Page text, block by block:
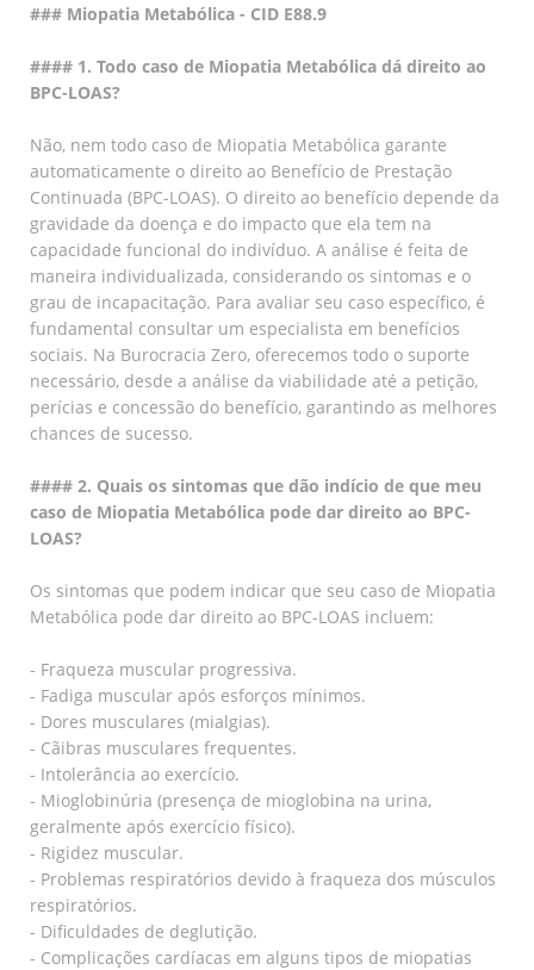
### Miopatia Metabólica - CID E88.9
#### 1. Todo caso de Miopatia Metabólica dá direito ao
BPC-LOAS?
Não, nem todo caso de Miopatia Metabólica garante
automaticamente o direito ao Benefício de Prestação
Continuada (BPC-LOAS). O direito ao benefício depende da
gravidade da doença e do impacto que ela tem na
capacidade funcional do indivíduo. A análise é feita de
maneira individualizada, considerando os sintomas e o
grau de incapacitação. Para avaliar seu caso específico, é
fundamental consultar um especialista em benefícios
sociais. Na Burocracia Zero, oferecemos todo o suporte
necessário, desde a análise da viabilidade até a petição,
perícias e concessão do benefício, garantindo as melhores
chances de sucesso.
#### 2. Quais os sintomas que dão indício de que meu
caso de Miopatia Metabólica pode dar direito ao BPC-
LOAS?
Os sintomas que podem indicar que seu caso de Miopatia
Metabólica pode dar direito ao BPC-LOAS incluem:
- Fraqueza muscular progressiva.
- Fadiga muscular após esforços mínimos.
- Dores musculares (mialgias).
- Cãibras musculares frequentes.
- Intolerância ao exercício.
- Mioglobinúria (presença de mioglobina na urina,
geralmente após exercício físico).
- Rigidez muscular.
- Problemas respiratórios devido à fraqueza dos músculos
respiratórios.
- Dificuldades de deglutição.
- Complicações cardíacas em alguns tipos de miopatias